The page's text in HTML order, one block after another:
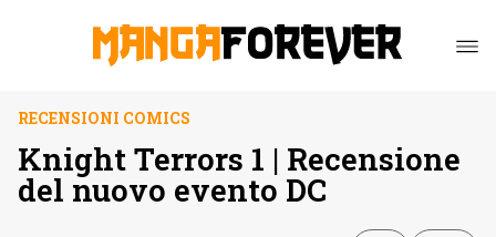
RECENSIONI COMICS
Knight Terrors 1 | Recensione
del nuovo evento DC